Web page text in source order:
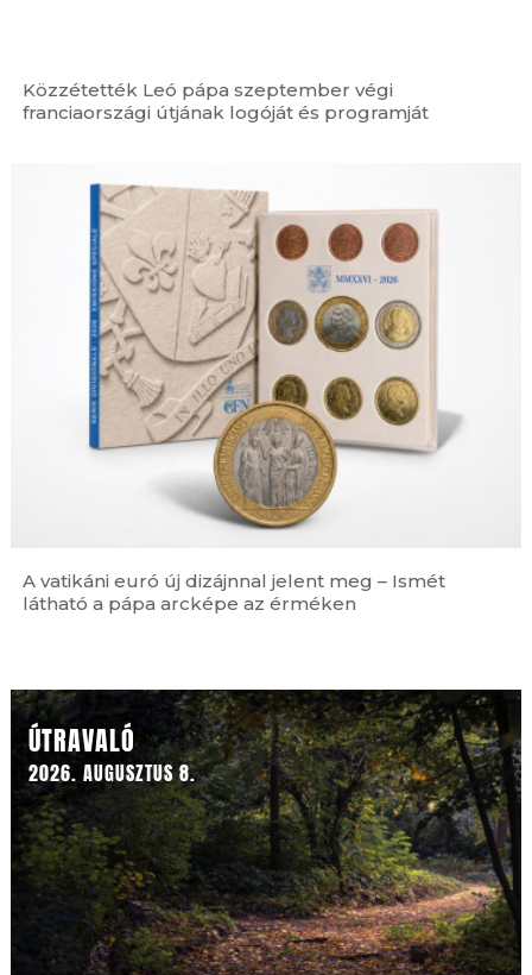
Közzétették Leó pápa szeptember végi
franciaországi útjának logóját és programját
A vatikáni euró új dizájnnal jelent meg – Ismét
látható a pápa arcképe az érméken
ÚTRAVALÓ
2026. AUGUSZTUS 8.